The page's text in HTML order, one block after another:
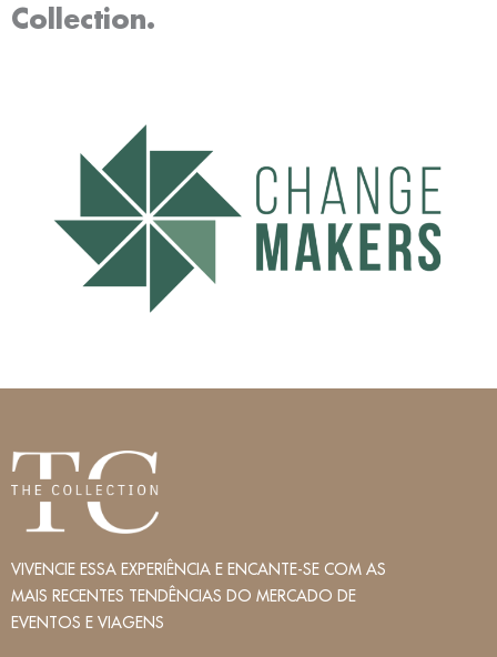
Collection.
VIVENCIE ESSA EXPERIÊNCIA E ENCANTE-SE COM AS
MAIS RECENTES TENDÊNCIAS DO MERCADO DE
EVENTOS E VIAGENS